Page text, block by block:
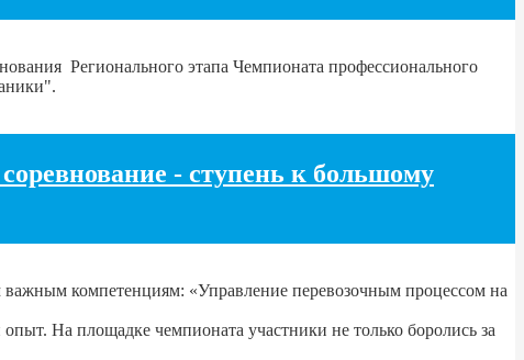
Регионального этапа Чемпионата профессионального
- ступень к большому
важным компетенциям: «Управление перевозочным процессом на
На площадке чемпионата участники не только боролись за